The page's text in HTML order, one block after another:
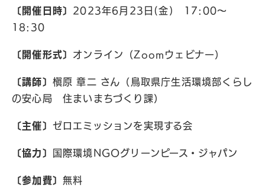
〔開催日時〕 2023年6月23日(金) 17:00〜
18:30
〔開催形式〕 オンライン（Zoomウェビナー）
〔講師〕 槇原 章二 さん（鳥取県庁生活環境部くらし
の安心局 住まいまちづくり課）
〔主催〕 ゼロエミッションを実現する会
〔協力〕 国際環境NGOグリーンピース・ジャパン
〔参加費〕 無料